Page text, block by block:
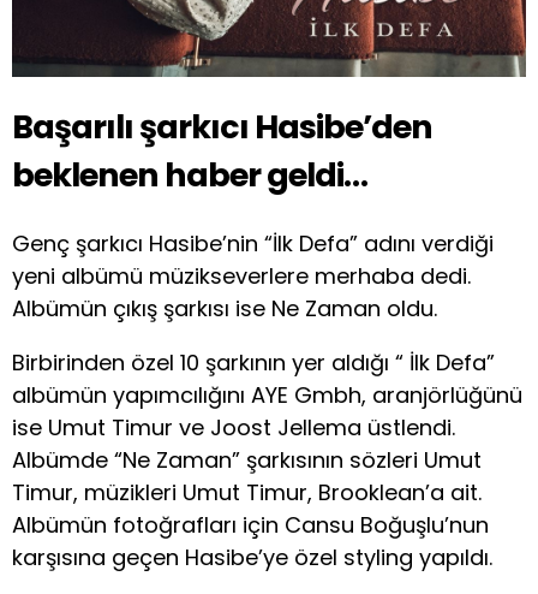
Başarılı şarkıcı Hasibe’den
beklenen haber geldi…
Genç şarkıcı Hasibe’nin “İlk Defa” adını verdiği
yeni albümü müzikseverlere merhaba dedi.
Albümün çıkış şarkısı ise Ne Zaman oldu.
Birbirinden özel 10 şarkının yer aldığı “ İlk Defa”
albümün yapımcılığını AYE Gmbh, aranjörlüğünü
ise Umut Timur ve Joost Jellema üstlendi.
Albümde “Ne Zaman” şarkısının sözleri Umut
Timur, müzikleri Umut Timur, Brooklean’a ait.
Albümün fotoğrafları için Cansu Boğuşlu’nun
karşısına geçen Hasibe’ye özel styling yapıldı.